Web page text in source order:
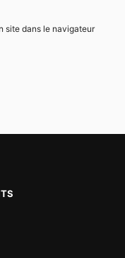
site dans le navigateur